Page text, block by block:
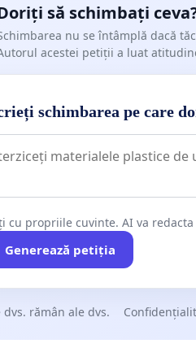
să schimbați
nu se întâmplă dacă
acestei petiții a luat
schimbarea pe care
cu propriile cuvinte. AI va
Generează petiția
dvs. rămân ale dvs.